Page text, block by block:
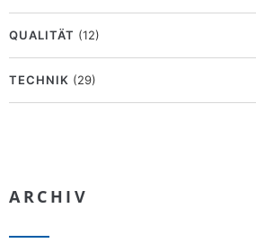
QUALITÄT (12)
TECHNIK (29)
ARCHIV